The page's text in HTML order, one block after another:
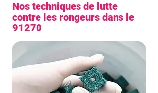
Nos techniques de lutte
contre les rongeurs dans le
91270